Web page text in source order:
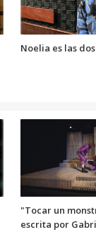
Noelia es las
"Tocar un
escrita por